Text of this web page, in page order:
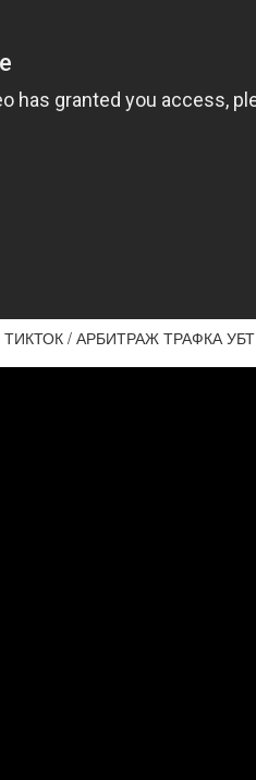
/ АРБИТРАЖ ТРАФКА УБТ